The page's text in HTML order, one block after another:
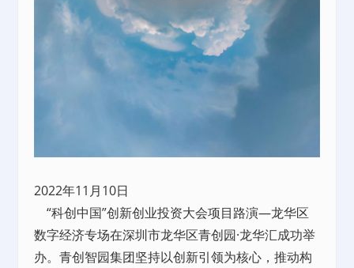
2022年11月10日
“科创中国”创新创业投资大会项目路演—龙华区
数字经济专场在深圳市龙华区青创园·龙华汇成功举
办。青创智园集团坚持以创新引领为核心，推动构